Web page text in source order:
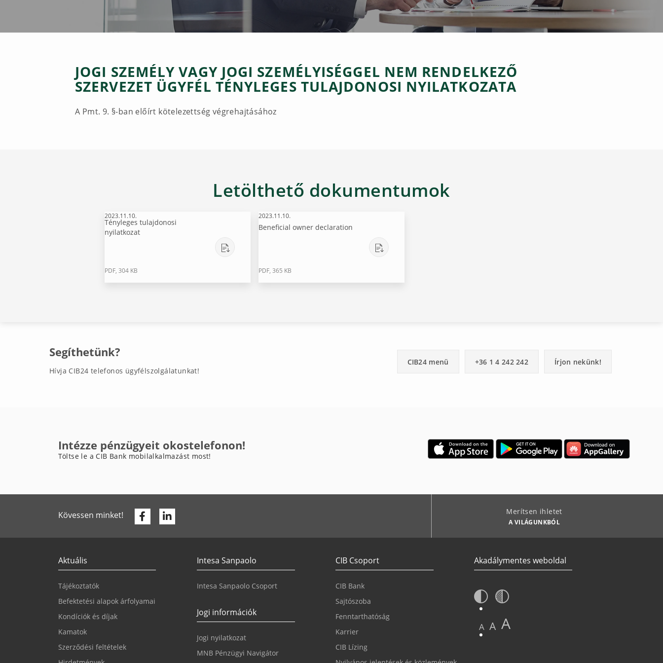
JOGI SZEMÉLY VAGY JOGI SZEMÉLYISÉGGEL NEM RENDELKEZŐ
SZERVEZET ÜGYFÉL TÉNYLEGES TULAJDONOSI NYILATKOZATA
A Pmt. 9. §-ban előírt kötelezettség végrehajtásához
Letölthető dokumentumok
2023.11.10.
Tényleges tulajdonosi
nyilatkozat
PDF, 304 KB
2023.11.10.
Beneficial owner declaration
PDF, 365 KB
Segíthetünk?
Hívja CIB24 telefonos ügyfélszolgálatunkat!
CIB24 menü +36 1 4 242 242 Írjon nekünk!
Intézze pénzügyeit okostelefonon!
Töltse le a CIB Bank mobilalkalmazást most!
Kövessen minket! FacebookLinkedin Merítsen ihletet
A VILÁGUNKBÓL
Aktuális
Tájékoztatók
Befektetési alapok árfolyamai
Kondíciók és díjak
Kamatok
Szerződési feltételek
Intesa Sanpaolo
Intesa Sanpaolo Csoport
Jogi információk
Jogi nyilatkozat
MNB Pénzügyi Navigátor
CIB Csoport
CIB Bank
Sajtószoba
Fenntarthatóság
Karrier
CIB Lízing
Akadálymentes weboldal
A A A